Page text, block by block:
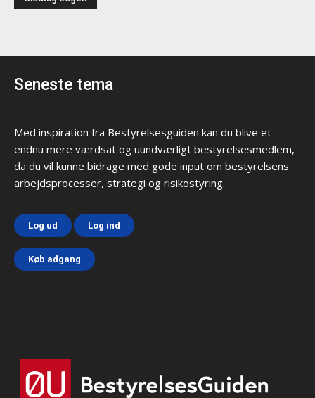
Seneste tema
Med inspiration fra Bestyrelsesguiden kan du blive et
endnu mere værdsat og uundværligt bestyrelsesmedlem,
da du vil kunne bidrage med gode input om bestyrelsens
arbejdsprocesser, strategi og risikostyring.
Log ud Log ind
Køb adgang